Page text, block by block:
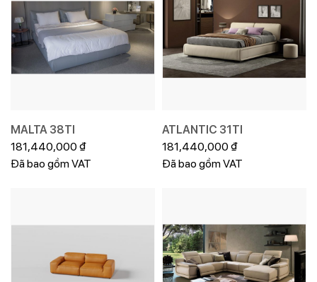
MALTA 38TI
181,440,000 ₫
Đã bao gồm VAT
ATLANTIC 31TI
181,440,000 ₫
Đã bao gồm VAT